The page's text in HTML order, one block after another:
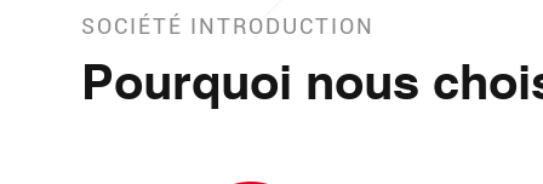
SOCIÉTÉ INTRODUCTION
Pourquoi nous